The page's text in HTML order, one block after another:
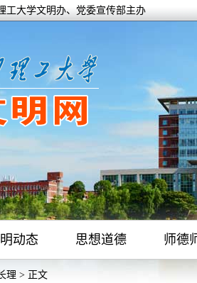
工大学文明办、党委宣传部主办
动态 思想道德 师德
理 > 正文